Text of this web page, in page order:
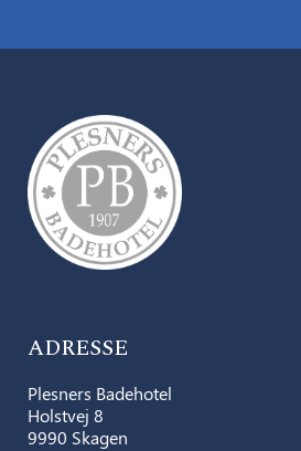
ADRESSE
Plesners Badehotel
Holstvej 8
9990 Skagen